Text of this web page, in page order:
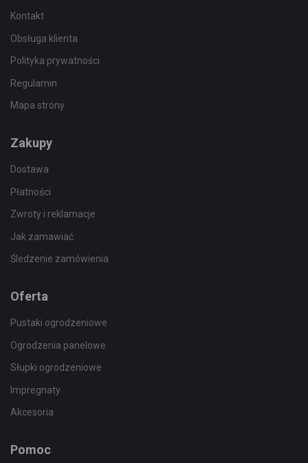
Kontakt
Obsługa klienta
Polityka prywatności
Regulamin
Mapa strony
Zakupy
Dostawa
Płatności
Zwroty i reklamacje
Jak zamawiać
Śledzenie zamówienia
Oferta
Pustaki ogrodzeniowe
Ogrodzenia panelowe
Słupki ogrodzeniowe
Impregnaty
Akcesoria
Pomoc